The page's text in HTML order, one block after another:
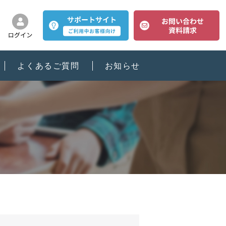
よくあるご質問 お知らせ